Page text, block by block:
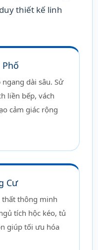
thiết kế linh
dài sâu. Sử
liền bếp, vách
cảm giác rộng
Cư
thất thông minh
tích hộc kéo, tủ
giúp tối ưu hóa